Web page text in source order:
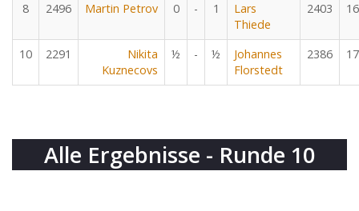
8 2496 Martin Petrov 0 - 1
Lars
Thiede
2403 16
10 2291
Nikita
Kuznecovs
½ - ½
Johannes
Florstedt
2386 17
Alle Ergebnisse - Runde 10